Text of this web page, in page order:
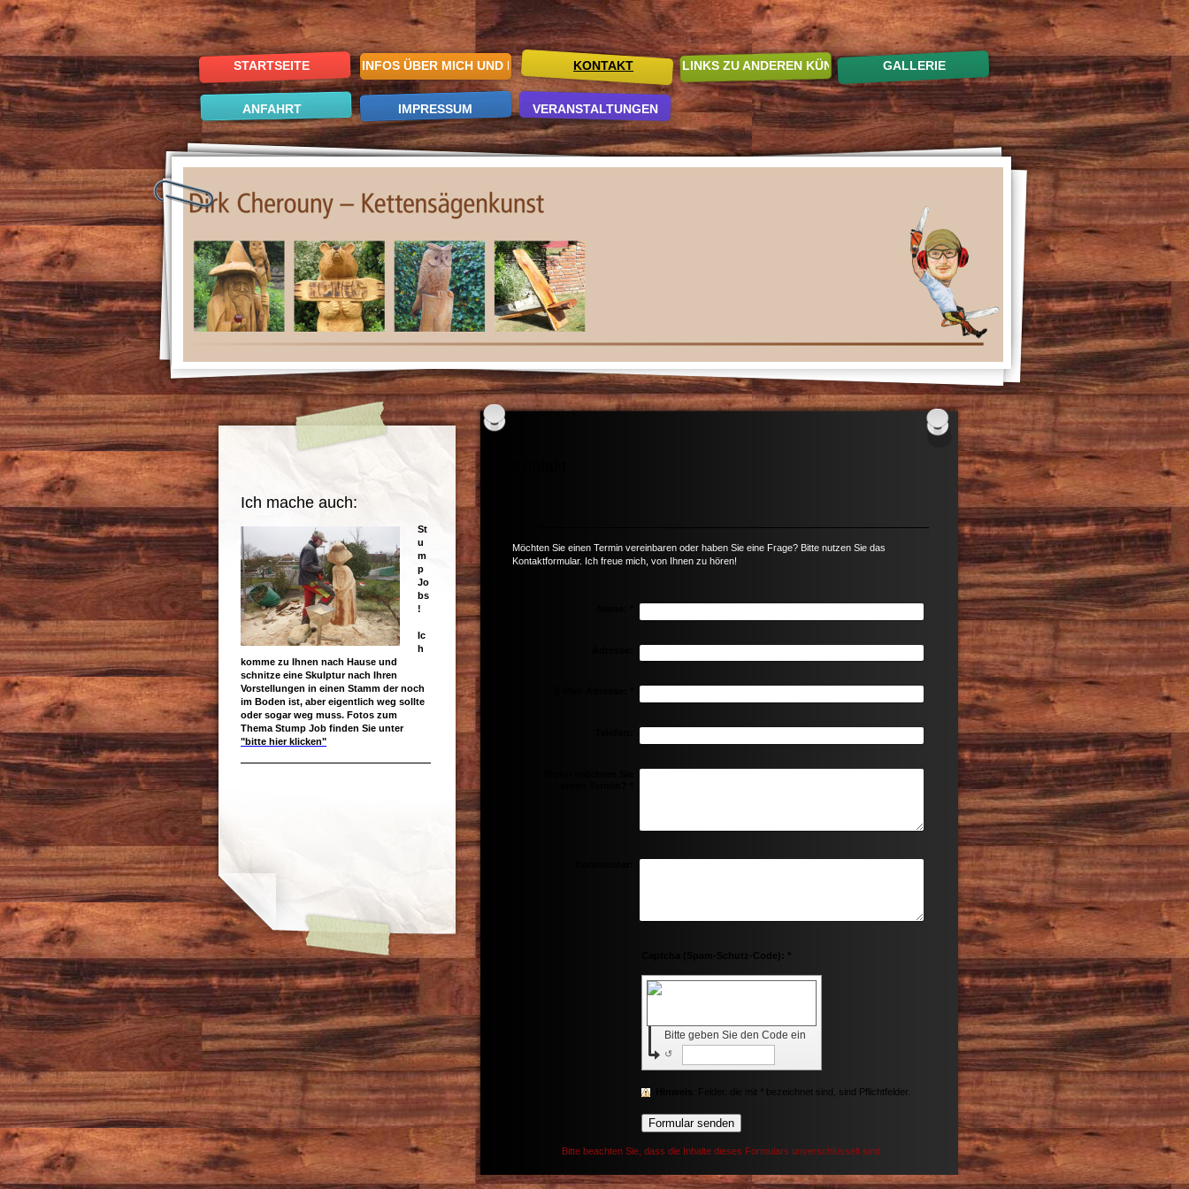
STARTSEITE INFOS ÜBER MICH UND MEIN HOBBYKONTAKT LINKS ZU ANDEREN KÜNSTLERN GALLERIE
ANFAHRT IMPRESSUM VERANSTALTUNGEN
Möchten Sie einen Termin vereinbaren oder haben Sie eine Frage? Bitte nutzen Sie das
Kontaktformular. Ich freue mich, von Ihnen zu hören!
Captcha (Spam-Schutz-Code): *
Bitte geben Sie den Code ein
↺
: Felder, die mit bezeichnet sind, sind Pflichtfelder.
Bitte beachten Sie, dass die Inhalte dieses Formulars unverschlüsselt sind
Ich mache auch:
St
u
m
p
Jo
bs
!
Ic
h
komme zu Ihnen nach Hause und
schnitze eine Skulptur nach Ihren
Vorstellungen in einen Stamm der noch
im Boden ist, aber eigentlich weg sollte
oder sogar weg muss. Fotos zum
Thema Stump Job finden Sie unter
"bitte hier klicken"